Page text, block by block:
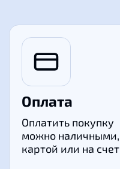
Оплата
Оплатить покупку
можно наличными,
картой или на счет